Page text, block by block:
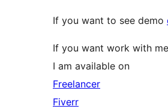
If you want to see demo
If you want work with
I am available on
Freelancer
Fiverr